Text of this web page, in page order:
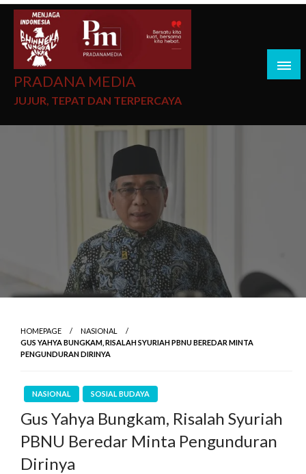
PRADANA MEDIA
JUJUR, TEPAT DAN TERPERCAYA
HOMEPAGE
NASIONAL
GUS YAHYA BUNGKAM, RISALAH SYURIAH PBNU BEREDAR MINTA
PENGUNDURAN DIRINYA
NASIONAL SOSIAL BUDAYA
Gus Yahya Bungkam, Risalah Syuriah
PBNU Beredar Minta Pengunduran
Dirinya